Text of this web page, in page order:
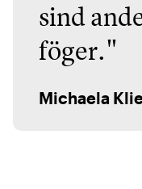
sind
föger."
Michaela